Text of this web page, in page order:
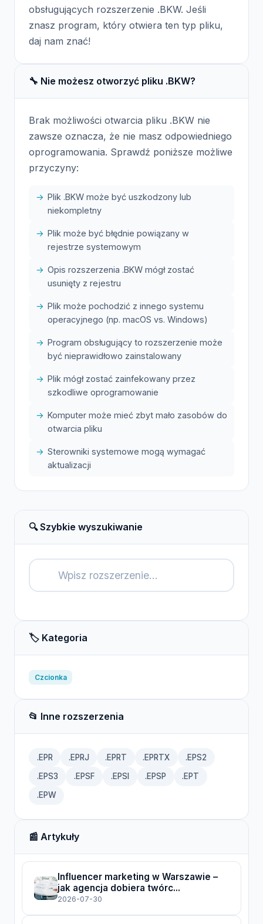
obsługujących rozszerzenie .BKW. Jeśli
znasz program, który otwiera ten typ pliku,
daj nam znać!
🔧 Nie możesz otworzyć pliku .BKW?
Brak możliwości otwarcia pliku .BKW nie
zawsze oznacza, że nie masz odpowiedniego
oprogramowania. Sprawdź poniższe możliwe
przyczyny:
Plik .BKW może być uszkodzony lub
niekompletny
Plik może być błędnie powiązany w
rejestrze systemowym
Opis rozszerzenia .BKW mógł zostać
usunięty z rejestru
Plik może pochodzić z innego systemu
operacyjnego (np. macOS vs. Windows)
Program obsługujący to rozszerzenie może
być nieprawidłowo zainstalowany
Plik mógł zostać zainfekowany przez
szkodliwe oprogramowanie
Komputer może mieć zbyt mało zasobów do
otwarcia pliku
Sterowniki systemowe mogą wymagać
aktualizacji
🔍 Szybkie wyszukiwanie
🏷️ Kategoria
Czcionka
📂 Inne rozszerzenia
.EPR .EPRJ .EPRT .EPRTX .EPS2
.EPS3 .EPSF .EPSI .EPSP .EPT
.EPW
📰 Artykuły
Influencer marketing w Warszawie –
jak agencja dobiera twórc...
2026-07-30